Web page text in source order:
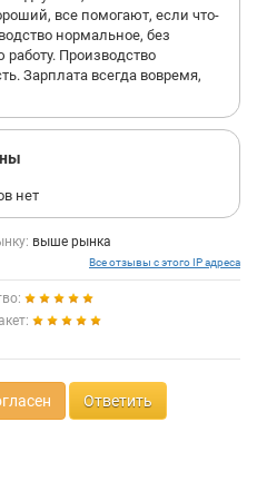
все помогают, если что-
нормальное, без
Производство
Зарплата всегда вовремя,
нет
выше рынка
Все отзывы с этого IP адреса
Ответить